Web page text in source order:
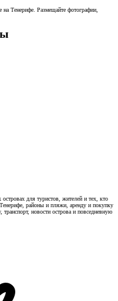
Тенерифе. Размещайте фотографии,
для туристов, жителей и тех, кто
районы и пляжи, аренду и покупку
новости острова и повседневную